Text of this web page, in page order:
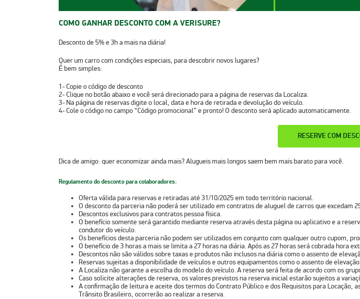
COMO GANHAR DESCONTO COM A VERISURE?
Desconto de 5% e 3h a mais na diária!
Quer um carro com condições especiais, para descobrir novos lugares?
É bem simples:
1-Copie o código de desconto
2-Clique no botão abaixo e você será direcionado para a página de reservas da Localiza.
3-Na página de reservas digite o local, data e hora de retirada e devolução do veículo.
4-Cole o código no campo “Código promocional” e pronto! O desconto será aplicado automaticamente.
RESERVE COM
Dica de amigo: quer economizar ainda mais? Alugueis mais longos saem bem mais barato para você.
Regulamento do desconto para colaboradores:
Oferta válida para reservas e retiradas até 31/10/2025 em todo território nacional.
O desconto da parceria não poderá ser utilizado em contratos de aluguel de carros que excedam
Descontos exclusivos para contratos pessoa física.
O benefício somente será garantido mediante reserva através desta página ou aplicativo e a
condutor do veículo.
Os benefícios desta parceria não podem ser utilizados em conjunto com qualquer outro cupom,
O benefício de 3 horas a mais se limita a 27 horas na diária. Após as 27 horas será cobrada hora
Descontos não são válidos sobre taxas e produtos não inclusos na diária como o assento de
Reservas sujeitas a disponibilidade de veículos e outros equipamentos como o assento de
A Localiza não garante a escolha do modelo do veículo. A reserva será feita de acordo com os
Caso solicite alterações de reserva, os valores previstos na reserva inicial estarão sujeitos a
A confirmação de leitura e aceite dos termos do Contrato Público e dos Requisitos para Locação,
Trânsito Brasileiro, ocorrerão ao realizar a reserva.